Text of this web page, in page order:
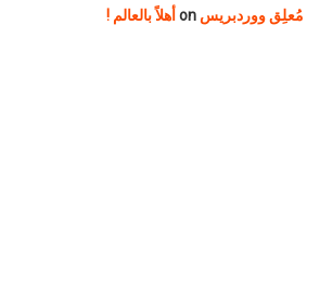
مُعلِق ووردبريس أهلاً بالعالم !